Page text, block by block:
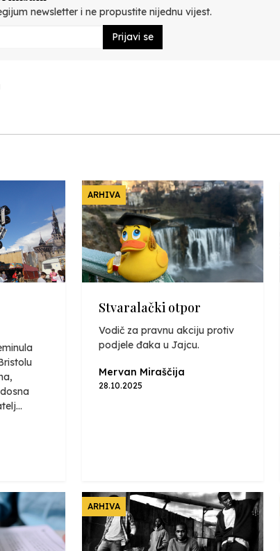
newsletter i ne propustite nijednu vijest.
Prijavi se
ARHIVA
Stvaralački otpor
Vodič za pravnu akciju protiv
podjele đaka u Jajcu.
Mervan Miraščija
28.10.2025
ARHIVA